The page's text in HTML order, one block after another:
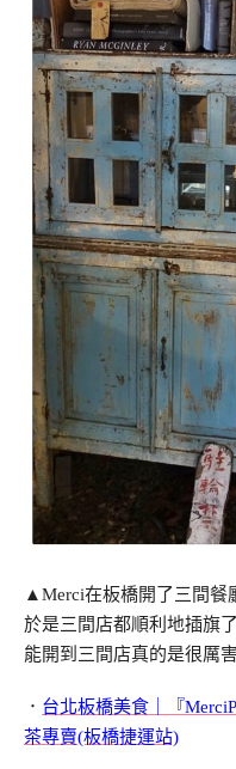
▲Merci在板橋開了三間餐
於是三間店都順利地插旗
能開到三間店真的是很厲
． 台北板橋美食｜『
茶專賣(板橋捷運站)